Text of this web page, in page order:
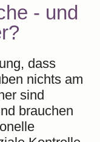
- und
dass
nichts am
sind
brauchen